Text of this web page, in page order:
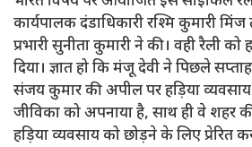
कार्यपालक दंडाधिकारी रश्मि कुमारी
प्रभारी सुनीता कुमारी ने की। वही रैली
दिया। ज्ञात हो कि मंजू देवी ने पिछले
संजय कुमार की अपील पर हड़िया
जीविका को अपनाया है, साथ ही वे शहर
हड़िया व्यवसाय को छोड़ने के लिए प्रेरित